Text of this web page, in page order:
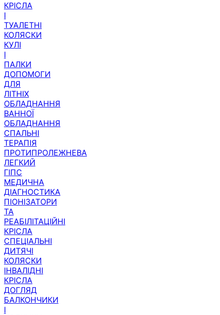
І
ТУАЛЕТНІ
КОЛЯСКИ
КУЛІ
І
ПАЛКИ
ДОПОМОГИ
ДЛЯ
ЛІТНІХ
ОБЛАДНАННЯ
ВАННОЇ
ОБЛАДНАННЯ
СПАЛЬНІ
ТЕРАПІЯ
ПРОТИПРОЛЕЖНЕВА
ЛЕГКИЙ
ГІПС
МЕДИЧНА
ДІАГНОСТИКА
ПІОНІЗАТОРИ
ТА
РЕАБІЛІТАЦІЙНІ
КРІСЛА
СПЕЦІАЛЬНІ
ДИТЯЧІ
КОЛЯСКИ
ІНВАЛІДНІ
КРІСЛА
ДОГЛЯД
БАЛКОНЧИКИ
І
ХОДУНКИ